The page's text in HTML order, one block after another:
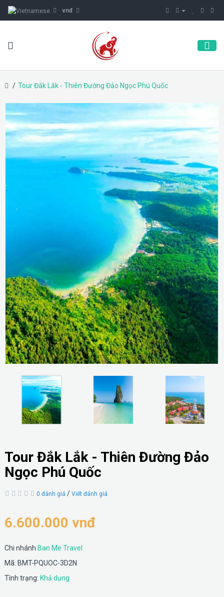
vnđ
Tour Đắk Lắk - Thiên Đường Đảo Ngọc Phú Quốc
Tour Đắk Lắk - Thiên Đường Đảo
Ngọc Phú Quốc
0 đánh giá / Viết đánh giá
6.600.000 vnđ
Chi nhánh Ban Me Travel
Mã: BMT-PQUOC-3D2N
Tình trạng: Khả dụng